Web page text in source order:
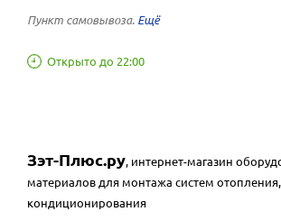
Пункт самовывоза.
Открыто до 22:00
Зэт-Плюс.ру, интернет-магазин
материалов для монтажа систем
кондиционирования